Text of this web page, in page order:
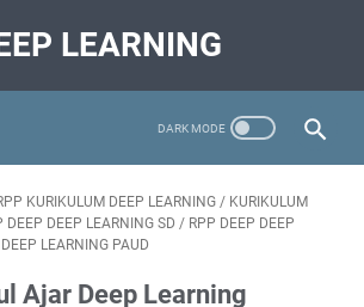
LEARNING
KURIKULUM DEEP LEARNING / KURIKULUM
DEEP DEEP LEARNING SD / RPP DEEP DEEP
LEARNING PAUD
Ajar Deep Learning